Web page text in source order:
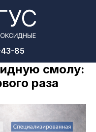
85
смолу:
раза